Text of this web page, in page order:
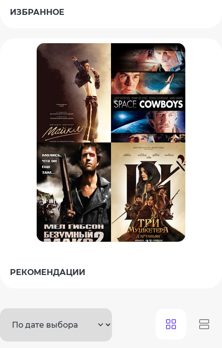
ИЗБРАННОЕ
РЕКОМЕНДАЦИИ